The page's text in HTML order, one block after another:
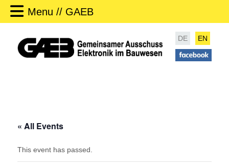
Menu // GAEB
DE EN
« All Events
This event has passed.